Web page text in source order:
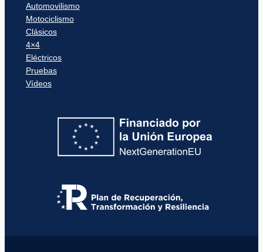
Automovilismo
Motociclismo
Clásicos
4×4
Eléctricos
Pruebas
Vídeos